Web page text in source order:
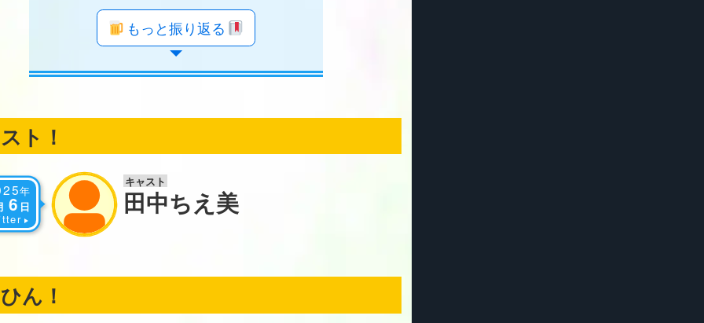
年のツイート
年のツイート
年のツイート
年のツイート
年のツイート
年のツイート
年のツイート
年のツイート
年のツイート
年のツイート
年のツイート
年のツイート
年のツイート
年のツイート
年のツイート
年のツイート
もっと振り返る
ト！
年
6 日
キャスト
田中ちえ美
ん！